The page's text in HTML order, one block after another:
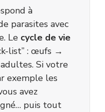
à
parasites avec
Le cycle de vie
list” : œufs →
Si votre
exemple les
avez
puis tout